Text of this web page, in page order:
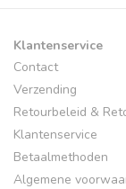
Klantenservice
Contact
Verzending
Retourbeleid &
Klantenservice
Betaalmethoden
Algemene